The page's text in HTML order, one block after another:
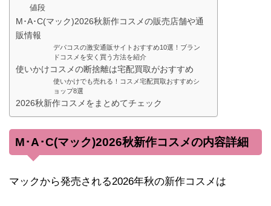
値段
M･A･C(マック)2026秋新作コスメの販売店舗や通
販情報
デパコスの激安通販サイトおすすめ10選！ブラン
ドコスメを安く買う方法を紹介
使いかけコスメの断捨離は宅配買取がおすすめ
使いかけでも売れる！コスメ宅配買取おすすめシ
ョップ8選
2026秋新作コスメをまとめてチェック
M･A･C(マック)2026秋新作コスメの内容詳細
マックから発売される2026年秋の新作コスメは